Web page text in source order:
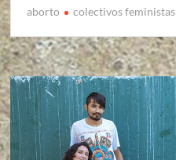
aborto colectivos feministas